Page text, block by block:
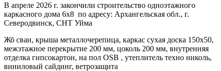
В апреле 2026 г. закончили строительство одноэтажного
каркасного дома 6х8 по адресу: Архангельская обл., г.
Северодвинск, СНТ Уйма
Жб сваи, крыша металлочерепица, каркас сухая доска 150х50,
межэтажное перекрытие 200 мм, цоколь 200 мм, внутренняя
отделка гипсокартон, на пол OSB , утеплитель техно николь,
виниловый сайдинг, ветрозащита